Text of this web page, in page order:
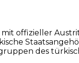
offizieller
des